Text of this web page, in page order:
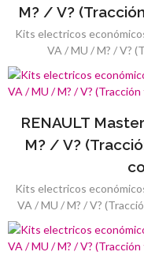
M? / V?
Kits electricos
VA / MU / M? / V?
RENAULT
M? / V?
Kits electricos
VA / MU / M? / V?